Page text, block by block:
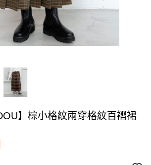
】棕小格紋兩穿格紋百褶裙